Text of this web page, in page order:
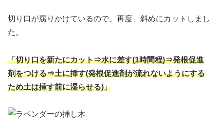
切り口が腐りかけているので、再度、斜めにカットしまし
た。
「切り口を新たにカット⇒水に差す(1時間程)⇒発根促進
剤をつける⇒土に挿す(発根促進剤が流れないようにする
ため土は挿す前に湿らせる)」